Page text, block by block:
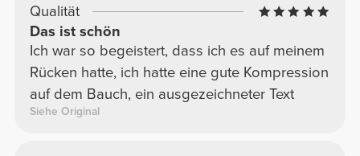
Qualität
Das ist schön
Ich war so begeistert, dass ich es auf meinem
Rücken hatte, ich hatte eine gute Kompression
auf dem Bauch, ein ausgezeichneter Text
Siehe Original